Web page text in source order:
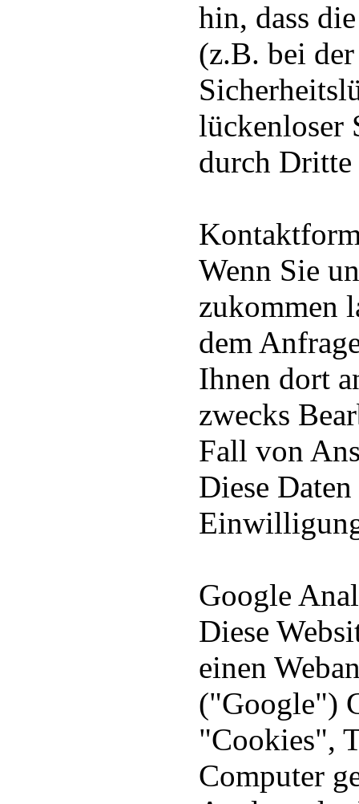
hin, dass
(z.B. bei
lückenloser
durch
Wenn Sie
zukommen
dem
Ihnen dort
zwecks
Fall von
Diese
Google
Diese
einen
("Google")
"Cookies",
Computer